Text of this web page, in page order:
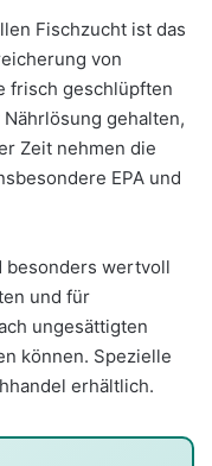
Fischzucht ist das
von
frisch geschlüpften
gehalten,
Zeit nehmen die
EPA und
besonders wertvoll
und für
ungesättigten
können. Spezielle
erhältlich.